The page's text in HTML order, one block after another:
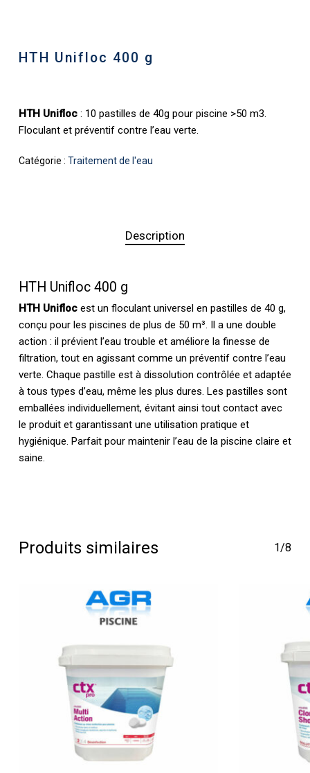
HTH Unifloc 400 g
HTH Unifloc: 10 pastilles de 40g pour piscine >50 m3.
Floculant et préventif contre l’eau verte.
Catégorie : Traitement de l'eau
Description
HTH Unifloc 400 g
HTH Uniflocest un floculant universel en pastilles de 40 g,
conçu pour les piscines de plus de 50 m³. Il a une double
action : il prévient l’eau trouble et améliore la finesse de
filtration, tout en agissant comme un préventif contre l’eau
verte. Chaque pastille est à dissolution contrôlée et adaptée
à tous types d’eau, même les plus dures. Les pastilles sont
emballées individuellement, évitant ainsi tout contact avec
le produit et garantissant une utilisation pratique et
hygiénique. Parfait pour maintenir l’eau de la piscine claire et
saine.
Produits similaires 1/8